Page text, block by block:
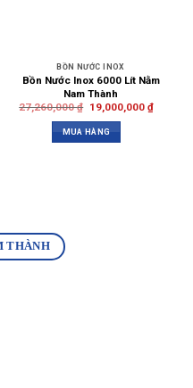
BỒN NƯỚC INOX
Bồn Nước Inox 6000 Lít Nằm
Nam Thành
27,260,000₫ 19,000,000 ₫
MUA HÀNG
THÀNH